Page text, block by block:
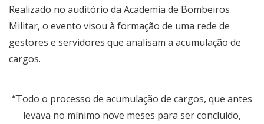
Realizado no auditório da Academia de Bombeiros
Militar, o evento visou à formação de uma rede de
gestores e servidores que analisam a acumulação de
cargos.
“Todo o processo de acumulação de cargos, que antes
levava no mínimo nove meses para ser concluído,